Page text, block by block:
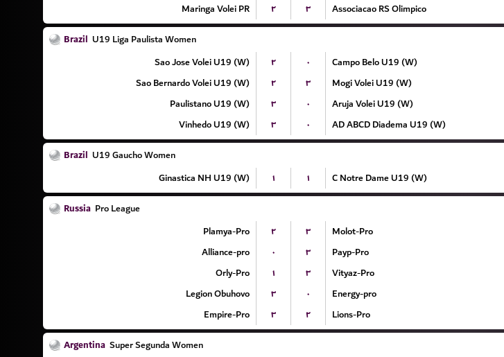
Maringa Volei PR
۲ ۳ Associacao RS Olimpico
Brazil U19 Liga Paulista Women
Sao Jose Volei U19 (W)
۲ ۰ Campo Belo U19 (W)
Sao Bernardo Volei U19 (W)
۲ ۳ Mogi Volei U19 (W)
Paulistano U19 (W)
۳ ۰ Aruja Volei U19 (W)
Vinhedo U19 (W)
۳ ۰ AD ABCD Diadema U19 (W)
Brazil U19 Gaucho Women
Ginastica NH U19 (W)
۱ ۱ C Notre Dame U19 (W)
Russia Pro League
Plamya-Pro
۲ ۳ Molot-Pro
Alliance-pro
۰ ۳ Payp-Pro
Orly-Pro
۱ ۳ Vityaz-Pro
Legion Obuhovo
۳ ۰ Energy-pro
Empire-Pro
۳ ۲ Lions-Pro
Argentina Super Segunda Women